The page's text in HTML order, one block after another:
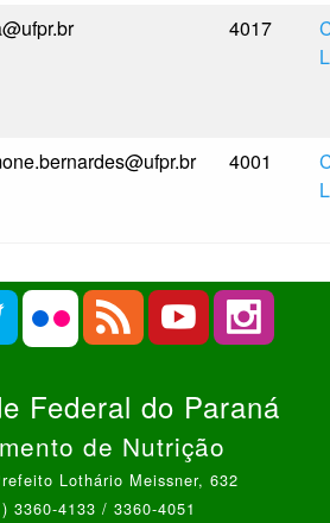
4017
4001
Federal do Paraná
de Nutrição
Lothário Meissner, 632
(41) 3360-4133 / 3360-4051